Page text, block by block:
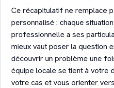
Ce récapitulatif ne remplace
personnalisé : chaque
professionnelle a ses
mieux vaut poser la question
découvrir un problème une
équipe locale se tient à votre
votre cas et vous orienter